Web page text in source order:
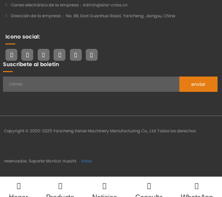
Correo electrónico de la empresa： Admin@sino-cross.cn
Dirección de la empresa： No. 88, East Guanhua Road, Yancheng, Jiangsu, China
Icono social:
Suscríbete al boletín
enviar
Copyright © 2020-2025 Yancheng Kerise Machinery Manufacturing Co., Ltd Todos los derechos
reservados.Soporte técnico: Huazhi Index